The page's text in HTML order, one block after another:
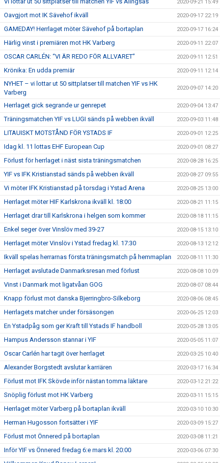
2020-09-21 15:49
Oavgjort mot IK Sävehof ikväll 2020-09-17 22:19
GAMEDAY! Herrlaget möter Sävehof på bortaplan 2020-09-17 16:24
Härlig vinst i premiären mot HK Varberg 2020-09-11 22:07
OSCAR CARLÉN: “VI ÄR REDO FÖR ALLVARET” 2020-09-11 12:51
Krönika: En udda premiär 2020-09-11 12:14
NYHET – vi lottar ut 50 sittplatser till matchen YIF vs HK
Varberg
2020-09-07 14:20
Herrlaget gick segrande ur genrepet 2020-09-04 13:47
Träningsmatchen YIF vs LUGI sänds på webben ikväll 2020-09-03 11:48
LITAUISKT MOTSTÅND FÖR YSTADS IF 2020-09-01 12:25
Idag kl. 11 lottas EHF European Cup 2020-09-01 08:27
Förlust för herrlaget i näst sista träningsmatchen 2020-08-28 16:25
YIF vs IFK Kristianstad sänds på webben ikväll 2020-08-27 09:55
Vi möter IFK Kristianstad på torsdag i Ystad Arena 2020-08-25 13:00
Herrlaget möter HIF Karlskrona ikväll kl. 18:00 2020-08-21 11:15
Herrlaget drar till Karlskrona i helgen som kommer 2020-08-18 11:15
Enkel seger över Vinslöv med 39-27 2020-08-15 13:10
Herrlaget möter Vinslöv i Ystad fredag kl. 17:30 2020-08-13 12:12
Ikväll spelas herrarnas första träningsmatch på hemmaplan 2020-08-11 11:30
Herrlaget avslutade Danmarksresan med förlust 2020-08-08 10:09
Vinst i Danmark mot ligatvåan GOG 2020-08-07 08:44
Knapp förlust mot danska Bjerringbro-Silkeborg 2020-08-06 08:45
Herrlagets matcher under försäsongen 2020-06-25 12:03
En Ystadpåg som ger Kraft till Ystads IF handboll 2020-05-28 13:05
Hampus Andersson stannar i YIF 2020-05-05 11:07
Oscar Carlén har tagit över herrlaget 2020-03-25 10:40
Alexander Borgstedt avslutar karriären 2020-03-17 16:34
Förlust mot IFK Skövde inför nästan tomma läktare 2020-03-12 21:22
Snöplig förlust mot HK Varberg 2020-03-11 15:15
Herrlaget möter Varberg på bortaplan ikväll 2020-03-10 10:30
Herman Hugosson fortsätter i YIF 2020-03-09 15:27
Förlust mot Önnered på bortaplan 2020-03-08 11:21
Inför YIF vs Önnered fredag 6:e mars kl. 20:00 2020-03-06 07:30